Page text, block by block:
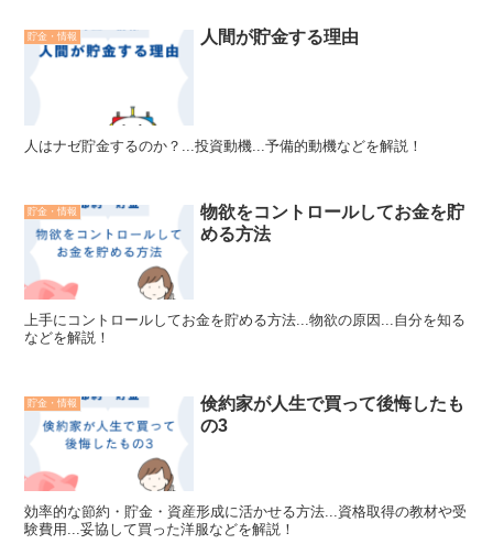
貯金・情報 人間が貯金する理由
人はナゼ貯金するのか？...投資動機...予備的動機などを解説！
貯金・情報
物欲をコントロールしてお金を貯
める方法
上手にコントロールしてお金を貯める方法...物欲の原因...自分を知る
などを解説！
貯金・情報
倹約家が人生で買って後悔したも
の3
効率的な節約・貯金・資産形成に活かせる方法...資格取得の教材や受
験費用...妥協して買った洋服などを解説！